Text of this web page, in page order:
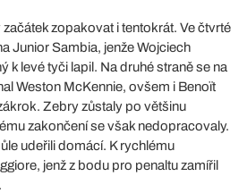
zopakovat i tentokrát. Ve čtvrté
Junior Sambia, jenže Wojciech
k levé tyči lapil. Na druhé straně se na
Weston McKennie, ovšem i Benoït
Zebry zůstaly po většinu
zakončení se však nedopracovaly.
udeřili domácí. K rychlému
jenž z bodu pro penaltu zamířil